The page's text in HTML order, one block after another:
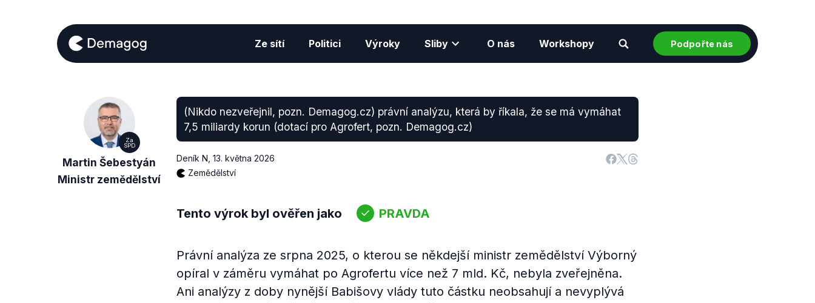
Ze sítí Politici Výroky Sliby O nás Workshopy Podpořte nás
Za
SPD
Martin Šebestyán
Ministr zemědělství
(Nikdo nezveřejnil, pozn. Demagog.cz) právní analýzu, která by říkala, že se má vymáhat
7,5 miliardy korun (dotací pro Agrofert, pozn. Demagog.cz)
Deník N 13. května 2026
Zemědělství
Tento výrok byl ověřen jako PRAVDA
Právní analýza ze srpna 2025, o kterou se někdejší ministr zemědělství Výborný
opíral v záměru vymáhat po Agrofertu více než 7 mld. Kč, nebyla zveřejněna.
Ani analýzy z doby nynější Babišovy vlády tuto částku neobsahují a nevyplývá